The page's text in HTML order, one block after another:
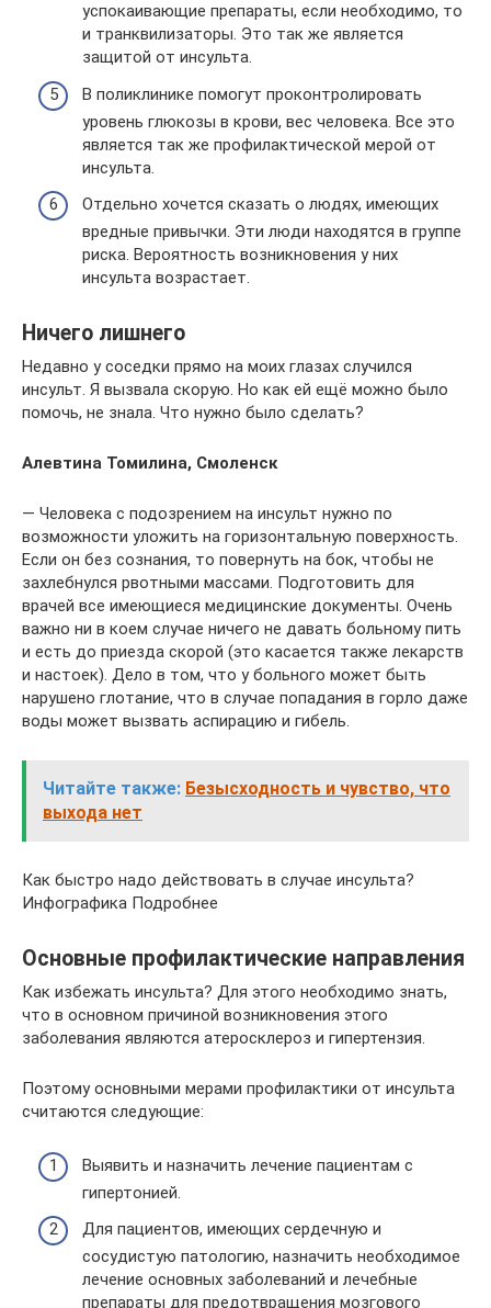
успокаивающие препараты, если необходимо, то
и транквилизаторы. Это так же является
защитой от инсульта.
В поликлинике помогут проконтролировать
уровень глюкозы в крови, вес человека. Все это
является так же профилактической мерой от
инсульта.
Отдельно хочется сказать о людях, имеющих
вредные привычки. Эти люди находятся в группе
риска. Вероятность возникновения у них
инсульта возрастает.
Ничего лишнего
Недавно у соседки прямо на моих глазах случился
инсульт. Я вызвала скорую. Но как ей ещё можно было
помочь, не знала. Что нужно было сделать?
Алевтина Томилина, Смоленск
— Человека с подозрением на инсульт нужно по
возможности уложить на горизонтальную поверхность.
Если он без сознания, то повернуть на бок, чтобы не
захлебнулся рвотными массами. Подготовить для
врачей все имеющиеся медицинские документы. Очень
важно ни в коем случае ничего не давать больному пить
и есть до приезда скорой (это касается также лекарств
и настоек). Дело в том, что у больного может быть
нарушено глотание, что в случае попадания в горло даже
воды может вызвать аспирацию и гибель.
Читайте также: Безысходность и чувство, что
выхода нет
Как быстро надо действовать в случае инсульта?
Инфографика Подробнее
Основные профилактические направления
Как избежать инсульта? Для этого необходимо знать,
что в основном причиной возникновения этого
заболевания являются атеросклероз и гипертензия.
Поэтому основными мерами профилактики от инсульта
считаются следующие:
Выявить и назначить лечение пациентам с
гипертонией.
Для пациентов, имеющих сердечную и
сосудистую патологию, назначить необходимое
лечение основных заболеваний и лечебные
препараты для предотвращения мозгового